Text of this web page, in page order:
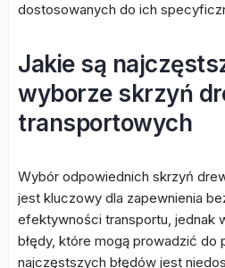
dostosowanych do ich
Jakie są
wyborze skrzyń
transportowych
Wybór odpowiednich skrzyń
jest kluczowy dla zapewnienia
efektywności transportu, jednak
błędy, które mogą prowadzić do
najczęstszych błędów jest